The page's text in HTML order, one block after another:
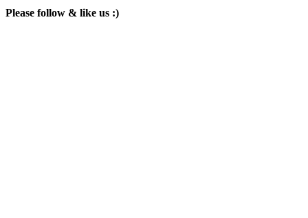
Please follow & like us :)